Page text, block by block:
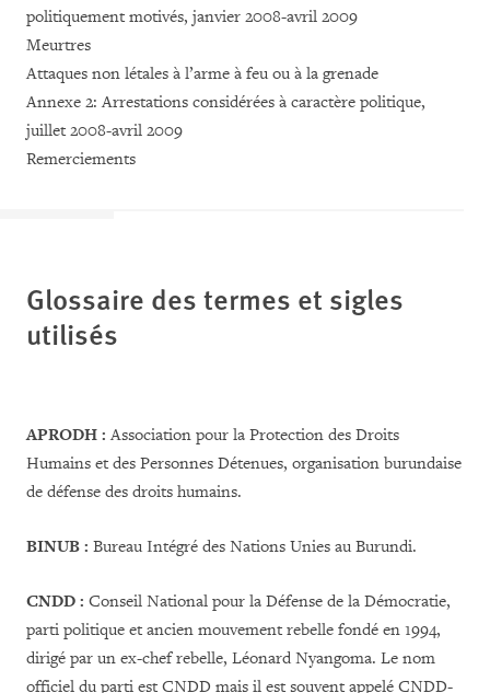
politiquement motivés, janvier 2008-avril 2009
Meurtres
Attaques non létales à l’arme à feu ou à la grenade
Annexe 2: Arrestations considérées à caractère politique,
juillet 2008-avril 2009
Remerciements
Glossaire des termes et sigles
utilisés
APRODH : Association pour la Protection des Droits
Humains et des Personnes Détenues, organisation burundaise
de défense des droits humains.
BINUB : Bureau Intégré des Nations Unies au Burundi.
CNDD : Conseil National pour la Défense de la Démocratie,
parti politique et ancien mouvement rebelle fondé en 1994,
dirigé par un ex-chef rebelle, Léonard Nyangoma. Le nom
officiel du parti est CNDD mais il est souvent appelé CNDD-